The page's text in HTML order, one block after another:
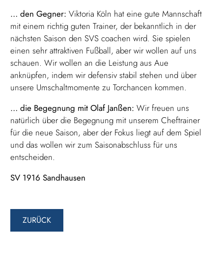
… den Gegner:Viktoria Köln hat eine gute Mannschaft
mit einem richtig guten Trainer, der bekanntlich in der
nächsten Saison den SVS coachen wird. Sie spielen
einen sehr attraktiven Fußball, aber wir wollen auf uns
schauen. Wir wollen an die Leistung aus Aue
anknüpfen, indem wir defensiv stabil stehen und über
unsere Umschaltmomente zu Torchancen kommen.
… die Begegnung mit Olaf Janßen: Wir freuen uns
natürlich über die Begegnung mit unserem Cheftrainer
für die neue Saison, aber der Fokus liegt auf dem Spiel
und das wollen wir zum Saisonabschluss für uns
entscheiden.
SV 1916 Sandhausen
ZURÜCK